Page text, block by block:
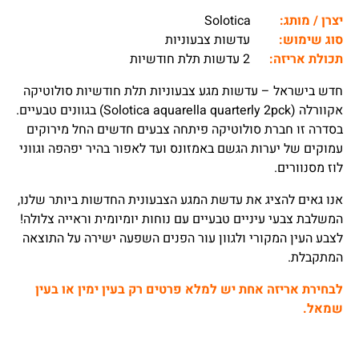
יצרן / מותג:
סוג שימוש:
עדשות צבעוניות
תכולת אריזה:
חדש בישראל – עדשות מגע צבעוניות תלת חודשיות סולוטיקה
אקוורלה (Solotica aquarella quarterly 2pck) בגוונים טבעיים.
בסדרה זו חברת סולוטיקה פיתחה צבעים חדשים החל מירוקים
עמוקים של יערות הגשם באמזונס ועד לאפור בהיר יפהפה וגווני
לוז מסנוורים.
אנו גאים להציג את עדשת המגע הצבעונית החדשות ביותר שלנו,
המשלבת צבעי עיניים טבעיים עם נוחות יומיומית וראייה צלולה!
לצבע העין המקורי ולגוון עור הפנים השפעה ישירה על התוצאה
המתקבלת.
לבחירת אריזה אחת יש למלא פרטים רק בעין ימין או בעין
שמאל.